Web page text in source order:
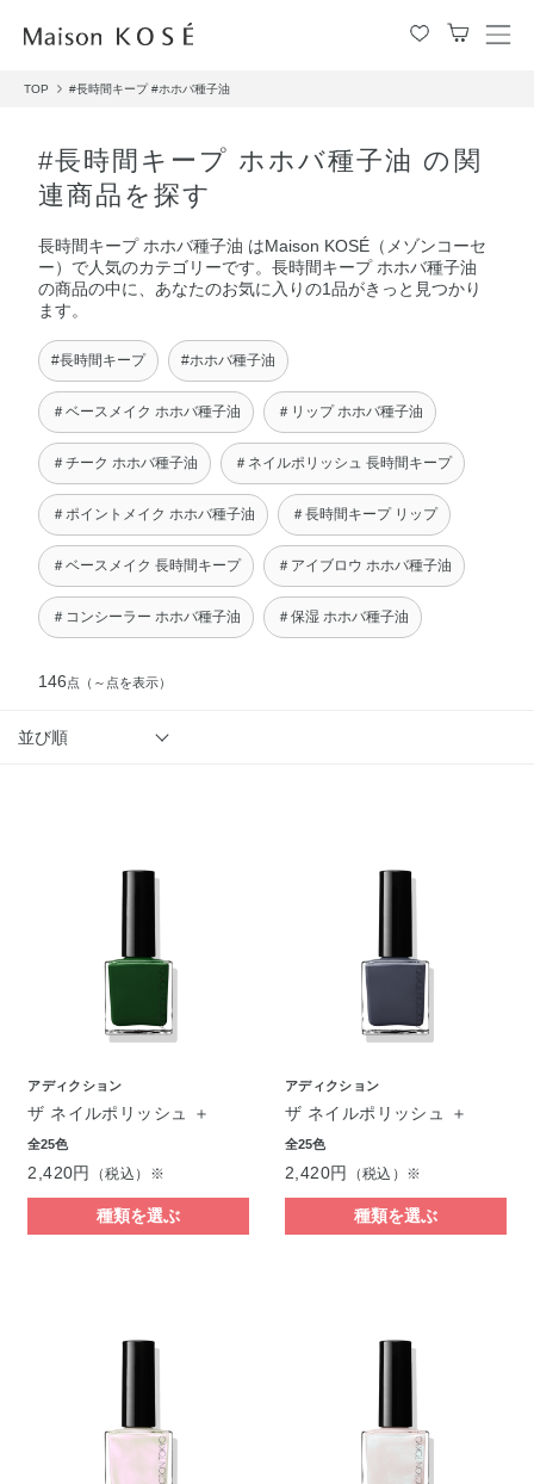
メ
TOP #長時間キープ #ホホバ種子油
#長時間キープ ホホバ種子油 の関
連商品を探す
長時間キープ ホホバ種子油 はMaison KOSÉ（メゾンコーセ
ー）で人気のカテゴリーです。長時間キープ ホホバ種子油
の商品の中に、あなたのお気に入りの1品がきっと見つかり
ます。
#長時間キープ #ホホバ種子油
＃ベースメイク ホホバ種子油 ＃リップ ホホバ種子油
＃チーク ホホバ種子油 ＃ネイルポリッシュ 長時間キープ
＃ポイントメイク ホホバ種子油 ＃長時間キープ リップ
＃ベースメイク 長時間キープ ＃アイブロウ ホホバ種子油
＃コンシーラー ホホバ種子油 ＃保湿 ホホバ種子油
146点 （～点を表示）
並び順
アディクション
ザ ネイルポリッシュ ＋
全25色
2,420円 （税込）※
種類を選ぶ
アディクション
ザ ネイルポリッシュ ＋
全25色
2,420円 （税込）※
種類を選ぶ